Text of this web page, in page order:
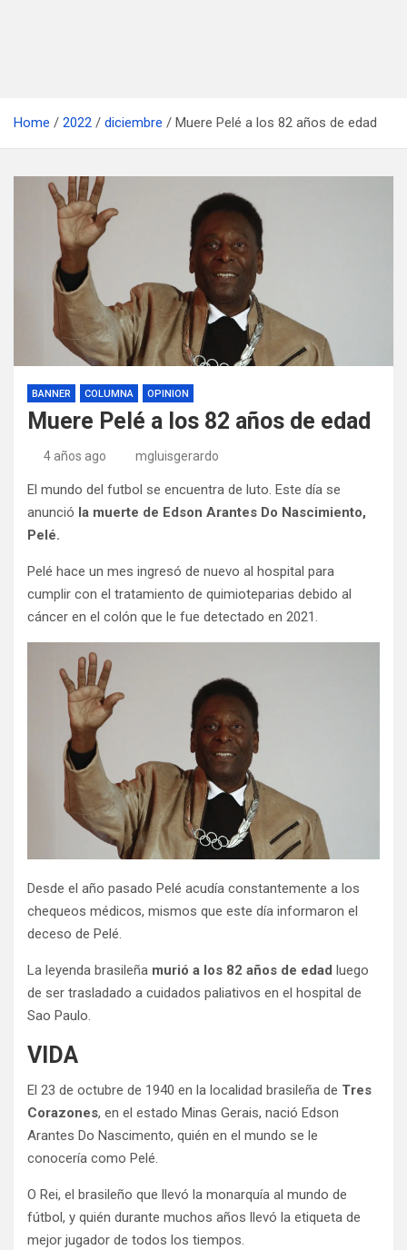
Home 2022 diciembre Muere Pelé a los 82 años de edad
BANNER COLUMNA OPINION
Muere Pelé a los 82 años de edad
4 años ago mgluisgerardo
El mundo del futbol se encuentra de luto. Este día se
anunció la muerte de Edson Arantes Do Nascimiento,
Pelé.
Pelé hace un mes ingresó de nuevo al hospital para
cumplir con el tratamiento de quimioteparias debido al
cáncer en el colón que le fue detectado en 2021.
Desde el año pasado Pelé acudía constantemente a los
chequeos médicos, mismos que este día informaron el
deceso de Pelé.
La leyenda brasileña murió a los 82 años de edad luego
de ser trasladado a cuidados paliativos en el hospital de
Sao Paulo.
VIDA
El 23 de octubre de 1940 en la localidad brasileña de Tres
Corazones, en el estado Minas Gerais, nació Edson
Arantes Do Nascimento, quién en el mundo se le
conocería como Pelé.
O Rei, el brasileño que llevó la monarquía al mundo de
fútbol, y quién durante muchos años llevó la etiqueta de
mejor jugador de todos los tiempos.